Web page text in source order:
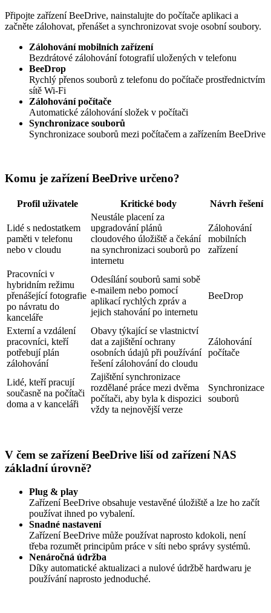
Připojte zařízení BeeDrive, nainstalujte do počítače aplikaci a
začněte zálohovat, přenášet a synchronizovat svoje osobní soubory.
Zálohování mobilních zařízení
Bezdrátové zálohování fotografií uložených v telefonu
BeeDrop
Rychlý přenos souborů z telefonu do počítače prostřednictvím
sítě Wi-Fi
Zálohování počítače
Automatické zálohování složek v počítači
Synchronizace souborů
Synchronizace souborů mezi počítačem a zařízením BeeDrive
Komu je zařízení BeeDrive určeno?
Profil uživatele Kritické body Návrh řešení
Lidé s nedostatkem
paměti v telefonu
nebo v cloudu
Neustále placení za
upgradování plánů
cloudového úložiště a čekání
na synchronizaci souborů po
internetu
Zálohování
mobilních
zařízení
Pracovníci v
hybridním režimu
přenášející fotografie
po návratu do
kanceláře
Odesílání souborů sami sobě
e-mailem nebo pomocí
aplikací rychlých zpráv a
jejich stahování po internetu
BeeDrop
Externí a vzdálení
pracovníci, kteří
potřebují plán
zálohování
Obavy týkající se vlastnictví
dat a zajištění ochrany
osobních údajů při používání
řešení zálohování do cloudu
Zálohování
počítače
Lidé, kteří pracují
současně na počítači
doma a v kanceláři
Zajištění synchronizace
rozdělané práce mezi dvěma
počítači, aby byla k dispozici
vždy ta nejnovější verze
Synchronizace
souborů
V čem se zařízení BeeDrive liší od zařízení NAS
základní úrovně?
Plug & play
Zařízení BeeDrive obsahuje vestavěné úložiště a lze ho začít
používat ihned po vybalení.
Snadné nastavení
Zařízení BeeDrive může používat naprosto kdokoli, není
třeba rozumět principům práce v síti nebo správy systémů.
Nenáročná údržba
Díky automatické aktualizaci a nulové údržbě hardwaru je
používání naprosto jednoduché.